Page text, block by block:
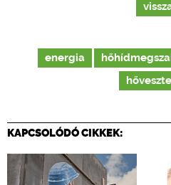
energia
KAPCSOLÓDÓ CIKKEK: